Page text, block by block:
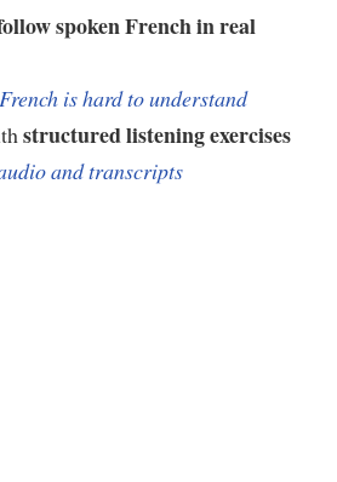
spoken French in real
is hard to understand
structured listening exercises
and transcripts